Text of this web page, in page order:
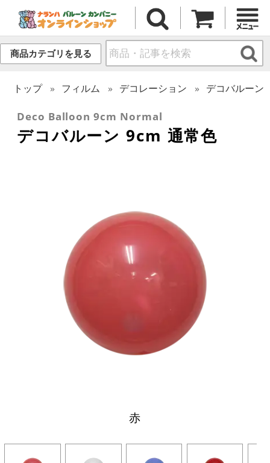
商品カテゴリを見る
トップ フィルム デコレーション デコバルーン
Deco Balloon 9cm Normal
デコバルーン 9cm 通常色
赤